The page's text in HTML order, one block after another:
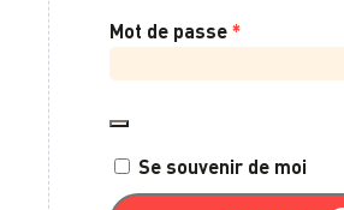
Mot de passe*Obligatoire
Se souvenir de moi